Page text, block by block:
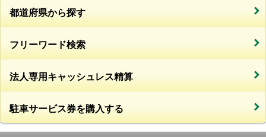
都道府県から探す
フリーワード検索
法人専用キャッシュレス精算
駐車サービス券を購入する